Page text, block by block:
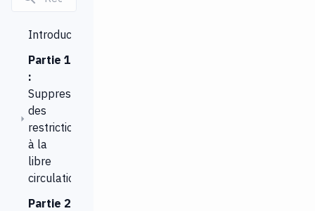
Introduction
Partie 1
:
Suppression
des
restrictions
à la
libre
circulation
Partie 2